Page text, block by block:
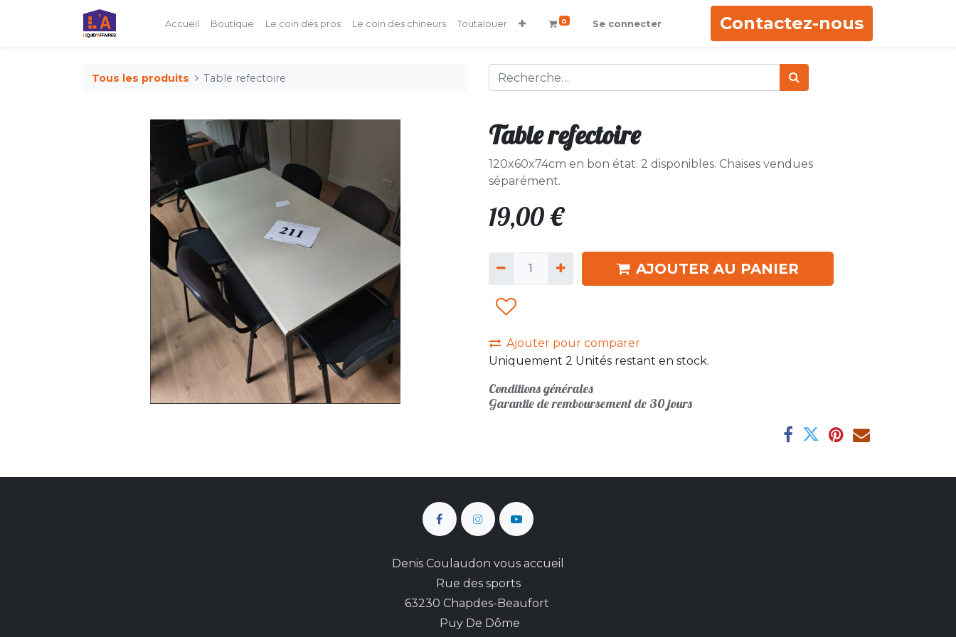
Accueil Boutique Le coin des pros Le coin des chineurs Toutalouer 0 Se connecter Contactez-nous
Tous les produits Table refectoire
Table refectoire
120x60x74cm en bon état. 2 disponibles. Chaises vendues
séparément.
19,00€
AJOUTER AU PANIER
Ajouter pour comparer
Uniquement 2 Unités restant en stock.
Conditions générales
Garantie de remboursement de 30 jours
Denis Coulaudon vous accueil
Rue des sports
63230 Chapdes-Beaufort
Puy De Dôme